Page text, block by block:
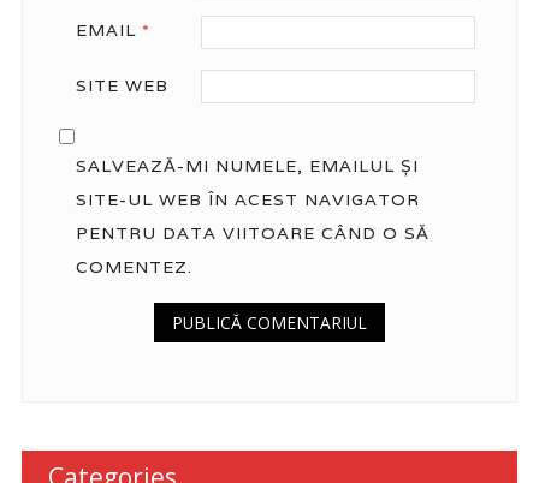
EMAIL *
SITE WEB
SALVEAZĂ-MI NUMELE, EMAILUL ȘI
SITE-UL WEB ÎN ACEST NAVIGATOR
PENTRU DATA VIITOARE CÂND O SĂ
COMENTEZ.